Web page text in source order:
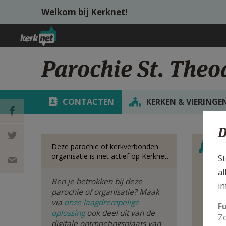
Overslaan en naar de inhoud gaan
Welkom bij Kerknet!
Parochie St.
CONTACTEN KERKEN &
DEEL OP
FACEBOOK
DEEL OP
Deze parochie of kerkverbonden
organisatie is niet actief op Kerknet.
Ben je betrokken bij deze
parochie of organisatie? Maak
via onze laagdrempelige
oplossingook deel uit van de
digitale ontmoetingsplaats van
In